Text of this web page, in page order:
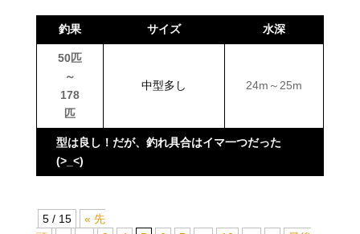
釣果 サイズ 水深
50匹
～
178
匹
中型多し 24m～25m
型は良し！だが、釣れ具合はイマ一つだった
(>_<)
5 / 15
« 先